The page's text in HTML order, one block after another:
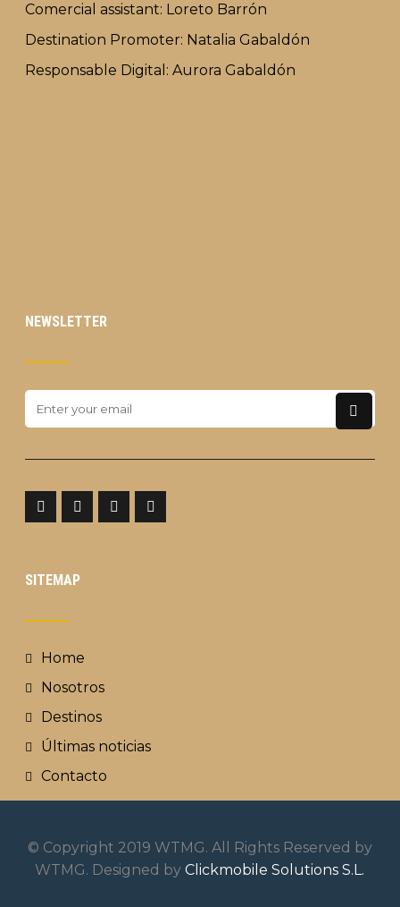
Comercial assistant: Loreto Barrón
Destination Promoter: Natalia Gabaldón
Responsable Digital: Aurora Gabaldón
NEWSLETTER
SITEMAP
Home
Nosotros
Destinos
Últimas noticias
Contacto
© Copyright 2019 WTMG. All Rights Reserved by
WTMG. Designed byClickmobile Solutions S.L.